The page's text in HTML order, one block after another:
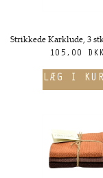
105,00 DKK